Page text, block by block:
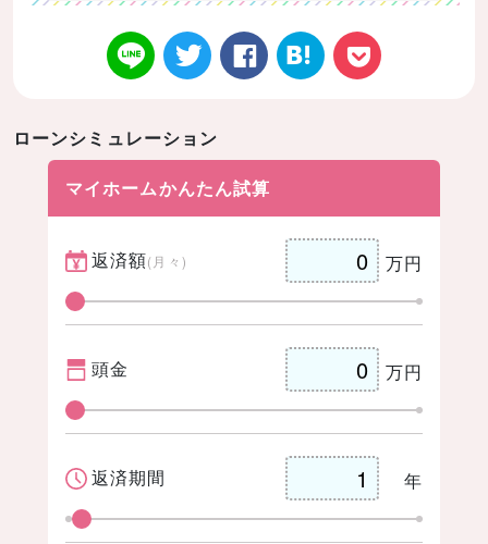
LINE Twitt
ク
t
ローンシミュレーション
マイホームかんたん試算
返済額(月々) 万円
頭金 万円
返済期間 年